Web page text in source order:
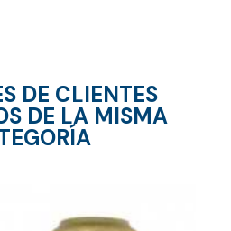
DE CLIENTES
DE LA MISMA